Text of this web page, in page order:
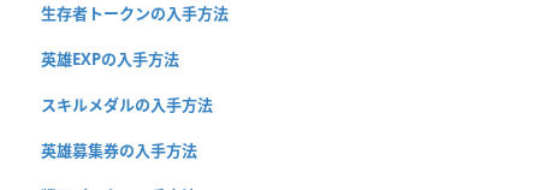
生存者トークンの入手方法
英雄EXPの入手方法
スキルメダルの入手方法
英雄募集券の入手方法